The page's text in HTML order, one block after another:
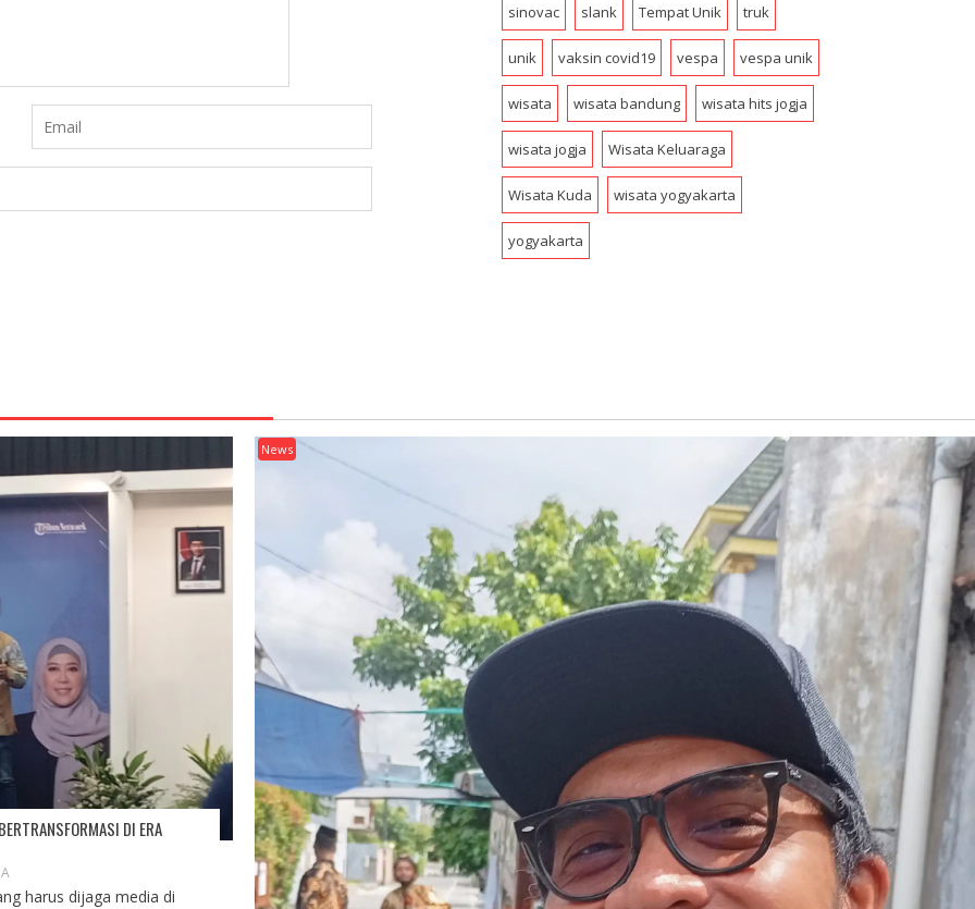
sinovac slank Tempat Unik truk
unik vaksin covid19 vespa vespa unik
wisata wisata bandung wisata hits jogja
wisata jogja Wisata Keluaraga
Wisata Kuda wisata yogyakarta
yogyakarta
DI ERA
harus dijaga media di
News